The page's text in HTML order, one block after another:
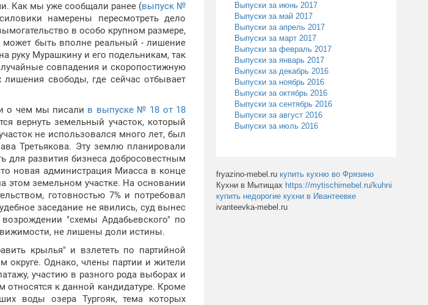
Как мы уже сообщали ранее (выпуск №
намерены пересмотреть дело
в особо крупном размере,
может быть вполне реальный - лишение
руку Мурашкину и его подельникам, так
совпадения и скоропостижную
лишения свободы, где сейчас отбывает
о чем мы писали в выпуске № 18 от 18
вернуть земельный участок, который
не использовался много лет, был
Третьякова. Эту землю планировали
для развития бизнеса добросовестным
новая администрация Миасса в конце
этом земельном участке. На основании
готовностью 7% и потребовал
заседание не явились, суд вынес
"схемы Ардабьевского" по
не лишены доли истины.
крылья" и взлететь по партийной
округе. Однако, члены партии и жители
участию в разного рода выборах и
к данной кандидатуре. Кроме
воды озера Тургояк, тема которых
Выпуски за июнь 2017
Выпуски за май 2017
Выпуски за апрель 2017
Выпуски за март 2017
Выпуски за февраль 2017
Выпуски за январь 2017
Выпуски за декабрь 2016
Выпуски за ноябрь 2016
Выпуски за октябрь 2016
Выпуски за сентябрь 2016
Выпуски за август 2016
Выпуски за июль 2016
fryazino-mebel.ru купить кухню во Фрязино
Кухни в Мытищах https://mytischimebel.ru/kuhni
купить недорогие кухни в Ивантеевке
ivanteevka-mebel.ru